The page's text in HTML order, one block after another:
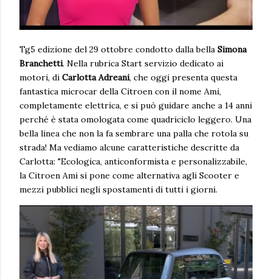
Tg5 edizione del 29 ottobre condotto dalla bella Simona
Branchetti. Nella rubrica Start servizio dedicato ai
motori, di Carlotta Adreani, che oggi presenta questa
fantastica microcar della Citroen con il nome Ami,
completamente elettrica, e si può guidare anche a 14 anni
perché è stata omologata come quadriciclo leggero. Una
bella linea che non la fa sembrare una palla che rotola su
strada! Ma vediamo alcune caratteristiche descritte da
Carlotta: "Ecologica, anticonformista e personalizzabile,
la Citroen Ami si pone come alternativa agli Scooter e
mezzi pubblici negli spostamenti di tutti i giorni.